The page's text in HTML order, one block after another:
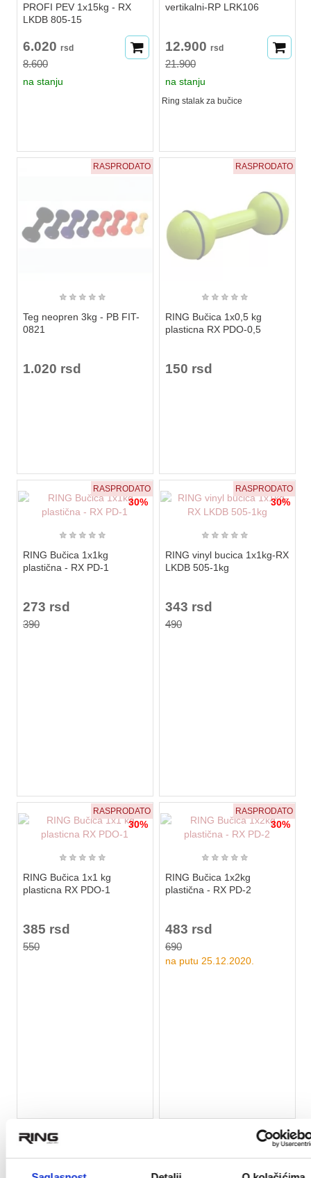
PROFI PEV 1x15kg - RX
LKDB 805-15
6.020 rsd
8.600
na stanju
vertikalni-RP LRK106
12.900 rsd
21.900
na stanju
Ring stalak za bučice
RASPRODATO
★ ★ ★ ★ ★
Teg neopren 3kg - PB FIT-
0821
1.020 rsd
RASPRODATO
★ ★ ★ ★ ★
RING Bučica 1x0,5 kg
plasticna RX PDO-0,5
150 rsd
RASPRODATO
30%
★ ★ ★ ★ ★
RING Bučica 1x1kg
plastična - RX PD-1
273 rsd
390
RASPRODATO
30%
★ ★ ★ ★ ★
RING vinyl bucica 1x1kg-RX
LKDB 505-1kg
343 rsd
490
RASPRODATO
30%
★ ★ ★ ★ ★
RING Bučica 1x1 kg
plasticna RX PDO-1
385 rsd
550
RASPRODATO
30%
★ ★ ★ ★ ★
RING Bučica 1x2kg
plastična - RX PD-2
483 rsd
690
na putu 25.12.2020.
RASPRODATO
30%